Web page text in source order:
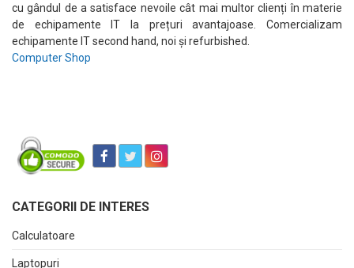
cu gândul de a satisface nevoile cât mai multor clienți în materie
de echipamente IT la prețuri avantajoase. Comercializam
echipamente IT second hand, noi și refurbished.
Computer Shop
CATEGORII DE INTERES
Calculatoare
Laptopuri